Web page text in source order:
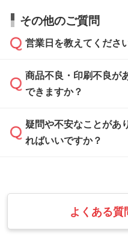
い合わせください。
なお、印刷用データの
から添付してお送りく
しい
解像度の低い画像や
などを、印刷に適した
・フルカラーデータを
・1色印刷でグラデー
い
お見積・ご注文・
相談いただきますと
ご希望や商品の本体色
本体色がブラック、
白色か淡い色の印刷色
本体色がナチュラルな
っきりと目立たせた
らかい雰囲気にした
また、お選びいただ
ない場合や仕上がり
タッフから別の色を
その他のご質問
営業日を教えてください
営業日は平日の10:00
休みとなります。注文
速やかに対応いたし
商品不良・印刷不良が
できますか？
お手数をお掛けいた
フまでご連絡ください
・お届け時に商品が
・ご注文と異なる商
・印刷不良があった
疑問や不安なことがあ
ればいいですか？
業日以内に担当スタ
いたします。
お急ぎの場合はお電
よくある